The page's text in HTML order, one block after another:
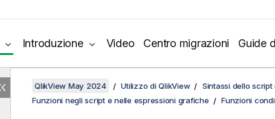
Introduzione Video Centro migrazioni Guide
QlikView May 2024 Utilizzo di QlikView
Sintassi dello
Funzioni negli script e nelle espressioni grafiche
Funzioni